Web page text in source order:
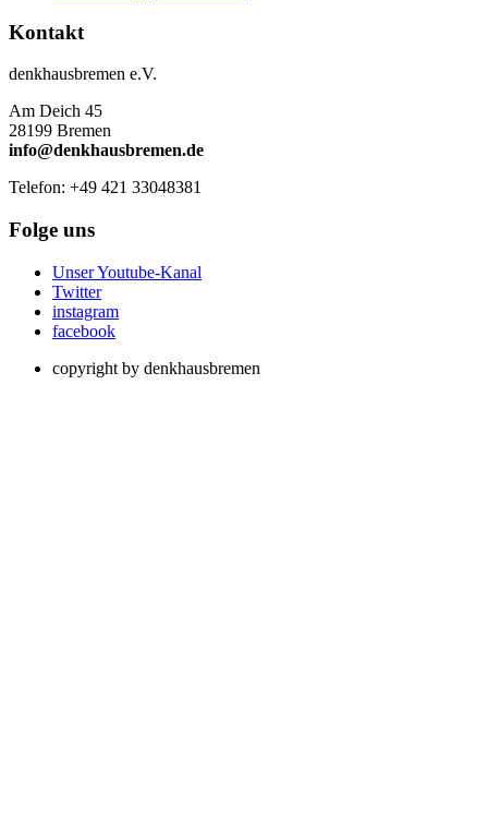
Kontakt
denkhausbremen e.V.
Am Deich 45
28199 Bremen
info@denkhausbremen.de
Telefon: +49 421 33048381
Folge uns
Unser Youtube-Kanal
Twitter
instagram
facebook
copyright by denkhausbremen